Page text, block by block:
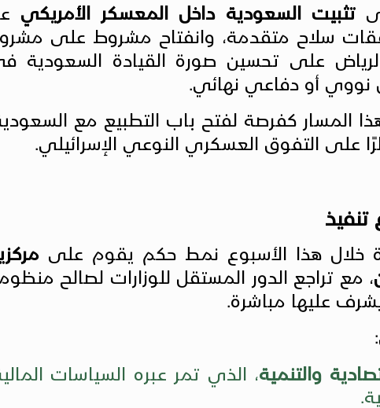
تثبيت السعودية داخل المعسكر الأمريكي
سلاح متقدمة، وانفتاح مشروط على
على تحسين صورة القيادة السعودية
نووي أو دفاعي نهائي.
المسار كفرصة لفتح باب التطبيع مع
على التفوق العسكري النوعي الإسرائيلي.
تنفيذ
خلال هذا الأسبوع نمط حكم يقوم على
، مع تراجع الدور المستقل للوزارات لصالح
عليها مباشرة.
والتنمية، الذي تمر عبره السياسات